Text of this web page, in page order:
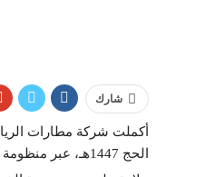
شارك
أكملت شركة مطارات
الحج 1447هـ، عبر منظومة تشغيلية متكاملة ترتكز على رفع كفاءة الأداء.